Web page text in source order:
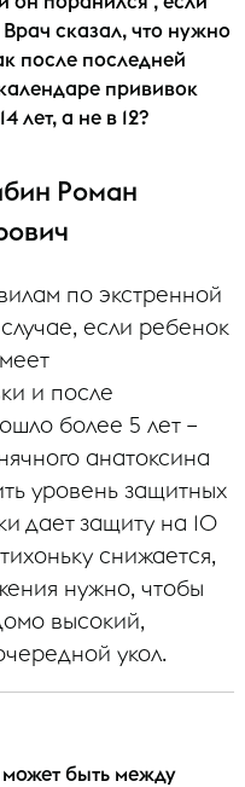
сказал, что нужно
после последней
прививок
лет, а не в 12?
Роман
по экстренной
если ребенок
и после
более 5 лет –
анатоксина
уровень защитных
дает защиту на 10
снижается,
нужно, чтобы
высокий,
укол.
быть между